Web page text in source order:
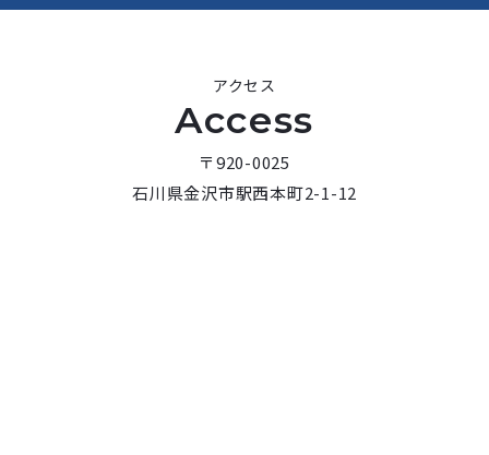
アクセス
Access
〒920-0025
石川県金沢市駅西本町2-1-12